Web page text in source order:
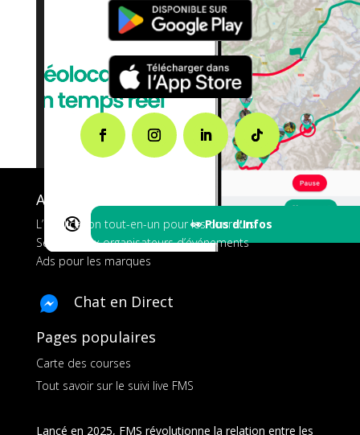
🔇 👀 Plus d'Infos
A propos de FMS
L’application tout-en-un pour les coureurs
Services aux organisateurs d’événements
Ads pour les marques
Chat en Direct
Pages populaires
Carte des courses
Tout savoir sur le suivi live FMS
Lancé en 2025, FMS révolutionne la relation entre les